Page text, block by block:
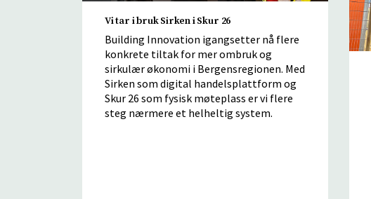
Vi tar i bruk Sirken i Skur 26
Building Innovation igangsetter nå flere
konkrete tiltak for mer ombruk og
sirkulær økonomi i Bergensregionen. Med
Sirken som digital handelsplattform og
Skur 26 som fysisk møteplass er vi flere
steg nærmere et helheltig system.